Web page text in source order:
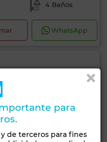
4 Baños
WhatsApp
para
de terceros para fines